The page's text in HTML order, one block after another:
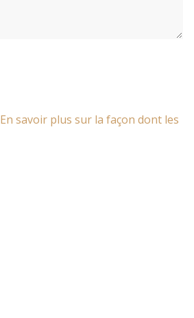
En savoir plus sur la façon dont les